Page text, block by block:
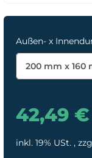
Außen- x
200 mm x 160
42,49 €
inkl. 19% USt. ,